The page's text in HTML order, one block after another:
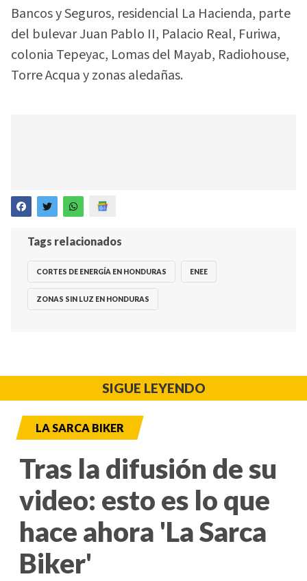
Bancos y Seguros, residencial La Hacienda, parte
del bulevar Juan Pablo II, Palacio Real, Furiwa,
colonia Tepeyac, Lomas del Mayab, Radiohouse,
Torre Acqua y zonas aledañas.
Tags relacionados
CORTES DE ENERGÍA EN HONDURAS ENEE
ZONAS SIN LUZ EN HONDURAS
SIGUE LEYENDO
LA SARCA BIKER
Tras la difusión de su
video: esto es lo que
hace ahora 'La Sarca
Biker'